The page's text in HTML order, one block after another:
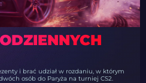
i brać udział w rozdaniu, w którym
osób do Paryża na turniej CS2.